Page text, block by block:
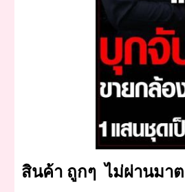
สินค้า ถูกๆ ไม่ผ่านมา